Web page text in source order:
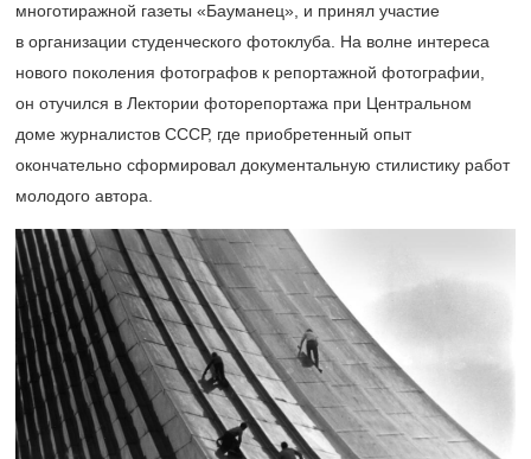
многотиражной газеты «Бауманец», и принял участие
в организации студенческого фотоклуба. На волне интереса
нового поколения фотографов к репортажной фотографии,
он отучился в Лектории фоторепортажа при Центральном
доме журналистов СССР, где приобретенный опыт
окончательно сформировал документальную стилистику работ
молодого автора.